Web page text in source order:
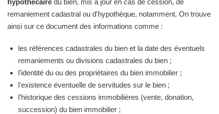
remaniement cadastral ou d'hypothèque, notamment. On trouve
ainsi sur ce document des informations comme :
les références cadastrales du bien et la date des éventuels
remaniements ou divisions cadastrales du bien ;
l'identité du ou des propriétaires du bien immobilier ;
l'existence éventuelle de servitudes sur le bien ;
l'historique des cessions immobilières (vente, donation,
succession) du bien immobilier ;